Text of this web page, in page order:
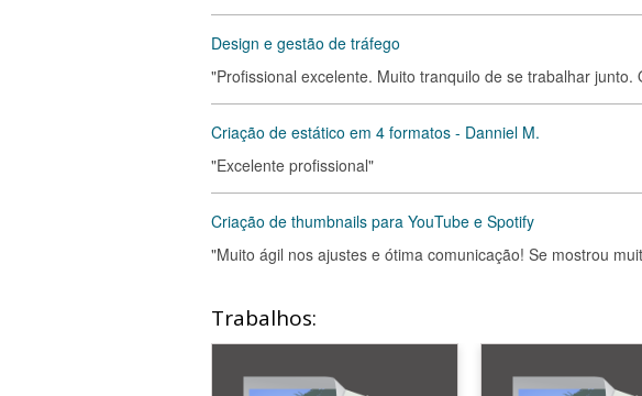
Design e gestão de tráfego
"Profissional excelente. Muito tranquilo de se trabalhar
Criação de estático em 4 formatos - Danniel M.
"Excelente profissional"
Criação de thumbnails para YouTube e Spotify
"Muito ágil nos ajustes e ótima comunicação! Se mostrou
Trabalhos: